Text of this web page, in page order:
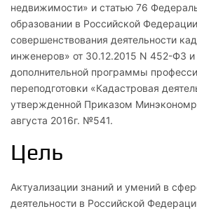
недвижимости» и статью 76
образовании в Российской
совершенствования деятельности
инженеров» от 30.12.2015 N 452-ФЗ
дополнительной программы
переподготовки «Кадастровая
утвержденной Приказом
августа 2016г. №541.
Цель
Актуализации знаний и умений в
деятельности в Российской